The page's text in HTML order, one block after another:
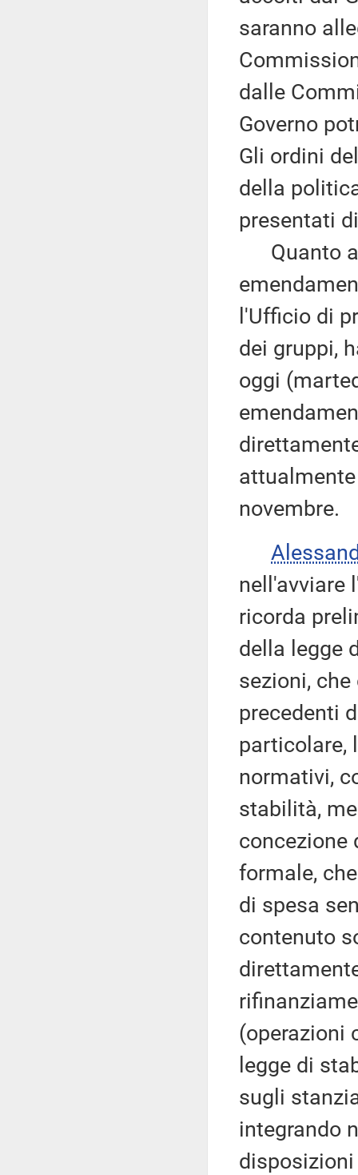
saranno
dalle
Governo
Gli ordini
della
presentati
Quanto al
l'Ufficio di
dei gruppi,
oggi
novembre.
nell'avviare
ricorda
della legge
sezioni,
precedenti
particolare,
normativi,
stabilità,
concezione
formale,
di spesa
contenuto
(operazioni
legge di
sugli
integrando